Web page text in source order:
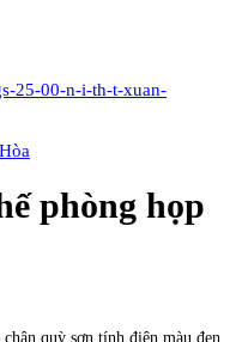
phòng họp
quỳ sơn tính điện màu đen